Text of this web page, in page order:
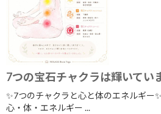
2021年7月
2021年6月
2021年5月
2021年3月
2021年2月
7つの宝石チャクラは輝いてい
✨7つのチャクラと心と体のエネルギー
心・体・エネルギー ...